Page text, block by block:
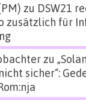
zu DSW21
zusätzlich für
zu
sicher“: